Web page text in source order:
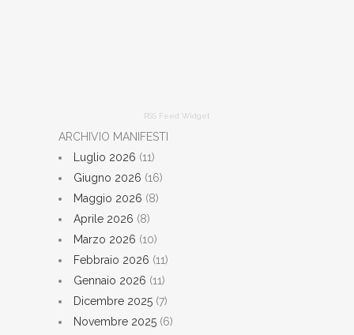
RSS Feed Widget
ARCHIVIO MANIFESTI
Luglio 2026 (11)
Giugno 2026 (16)
Maggio 2026 (8)
Aprile 2026 (8)
Marzo 2026 (10)
Febbraio 2026 (11)
Gennaio 2026 (11)
Dicembre 2025 (7)
Novembre 2025 (6)